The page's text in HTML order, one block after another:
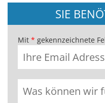
SIE
Mit * gekennzeichnete